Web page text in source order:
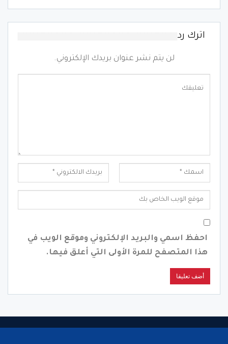
اترك رد
لن يتم نشر عنوان بريدك الإلكتروني.
احفظ اسمي والبريد الإلكتروني وموقع الويب في
هذا المتصفح للمرة الأولى التي أعلق فيها.